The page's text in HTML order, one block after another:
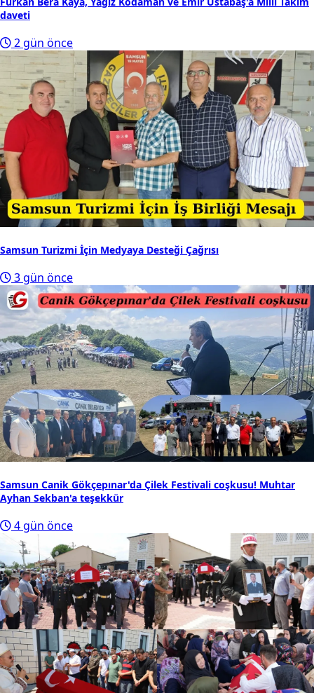
daveti
2 gün önce
Samsun Turizmi İçin Medyaya Desteği Çağrısı
3 gün önce
Samsun Canik Gökçepınar'da Çilek Festivali coşkusu! Muhtar
Ayhan Sekban'a teşekkür
4 gün önce